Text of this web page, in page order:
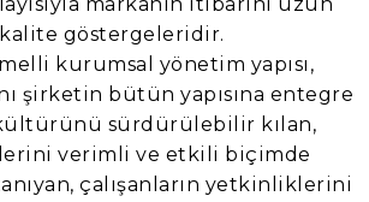
göstergeleridir.
kurumsal yönetim yapısı,
şirketin bütün yapısına entegre
sürdürülebilir kılan,
verimli ve etkili biçimde
çalışanların yetkinliklerini